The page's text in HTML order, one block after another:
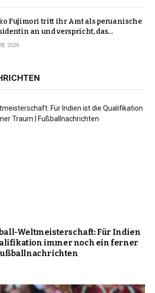
Fujimori tritt ihr Amt als peruanische
an und verspricht, das
der Instabilität zu beenden
2026
Weltmeisterschaft: Für Indien
immer noch ein ferner